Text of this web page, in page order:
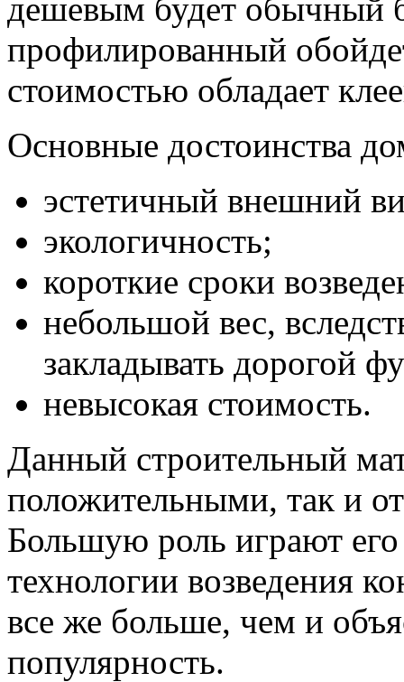
дешевым будет обычный
профилированный
стоимостью обладает
Основные достоинства
эстетичный внешний
экологичность;
короткие сроки
небольшой вес,
закладывать дорогой
невысокая стоимость.
Данный строительный
положительными, так и
Большую роль играют
технологии возведения
все же больше, чем и
популярность.